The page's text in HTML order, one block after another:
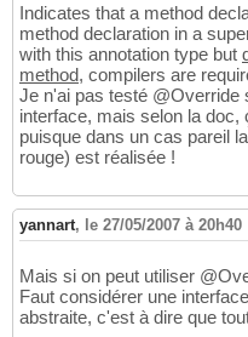
Indicates that a method
method declaration in a
with this annotation type but
method, compilers are
Je n'ai pas testé @Override
interface, mais selon la doc,
puisque dans un cas pareil
rouge) est réalisée !
yannart, le 27/05/2007 à 20h40
Mais si on peut utiliser
Faut considérer une
abstraite, c'est à dire que